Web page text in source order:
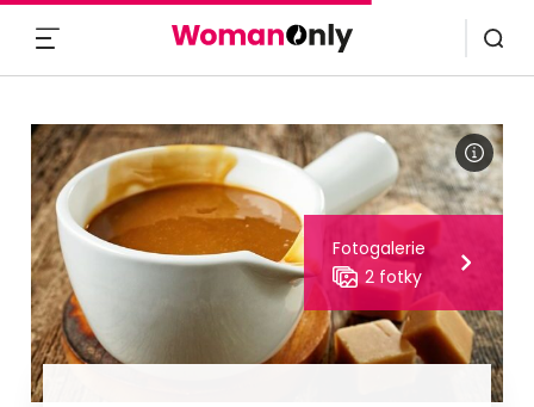
Fotogalerie
2 fotky